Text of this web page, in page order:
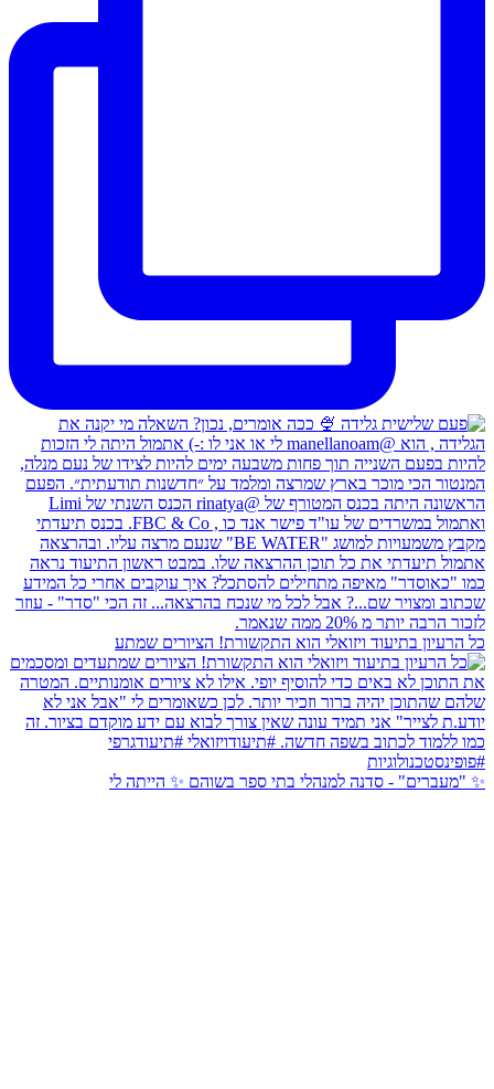
הוא התקשורת! הציורים שמתע
בתי ספר בשוהם ✨ הייתה לי